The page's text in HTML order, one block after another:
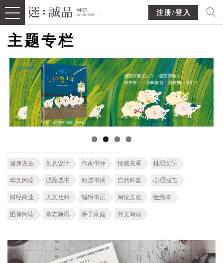
注册/登入
主题专栏
健康养生 创意设计 作家书评 情感关系 推理文学
华文阅读 诚品选书 精选书摘 自然科普 心理励志
财经商业 人文社科 编辑书房 阅读文化 迷繪本
图像阅读 杂志新讯 亲子家庭 外文阅读